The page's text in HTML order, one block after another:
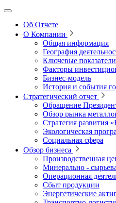
Об Отчете
О Компании
Общая информация
География
Ключевые показатели
Факторы
Бизнес-модель
История и события
Стратегический отчет
Обращение
Обзор рынка
Стратегия развития
Экологическая
Социальная сфера
Обзор бизнеса
Производственная
Минерально ‑
Операционная
Сбыт продукции
Энергетические